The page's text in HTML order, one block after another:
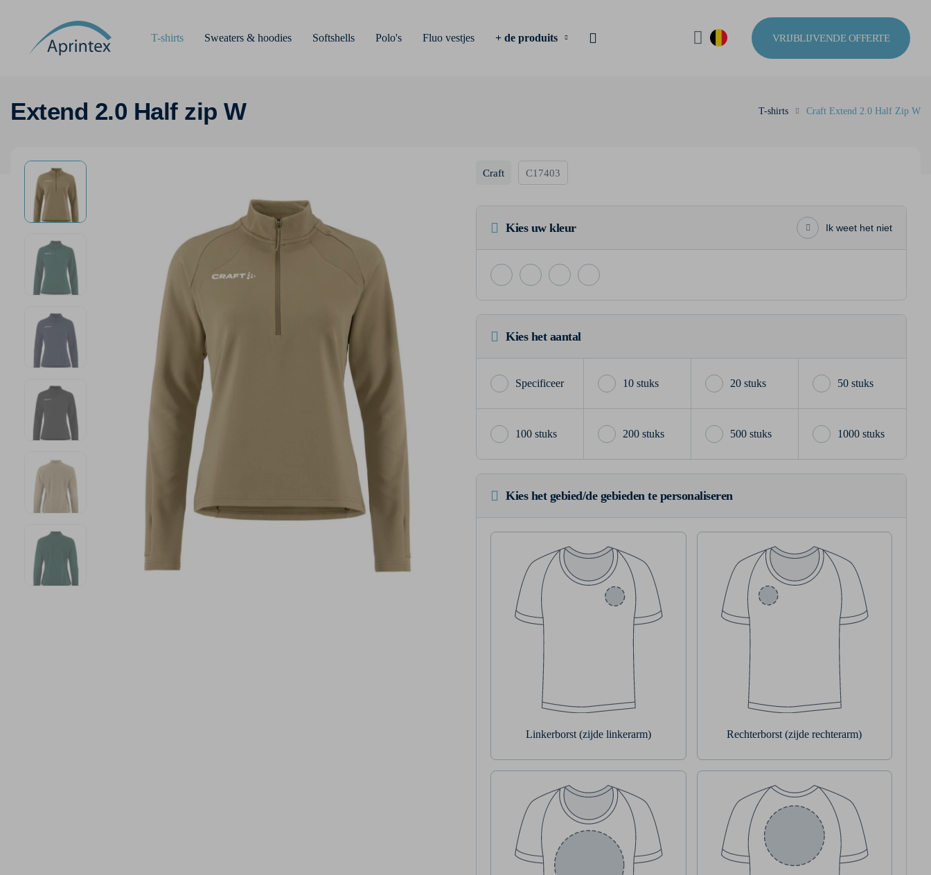
T-shirts Sweaters & hoodies Softshells Polo's Fluo vestjes + de produits VRIJBLIJVENDE OFFERTE
Extend 2.0 Half zip W T-shirts Craft Extend 2.0 Half Zip W
Craft C17403
Kies uw kleur Ik weet het niet
Kies het aantal
10 stuks 20 stuks 50 stuks
100 stuks 200 stuks 500 stuks 1000 stuks
Kies het gebied/de gebieden te personaliseren
Linkerborst (zijde linkerarm) Rechterborst (zijde rechterarm)